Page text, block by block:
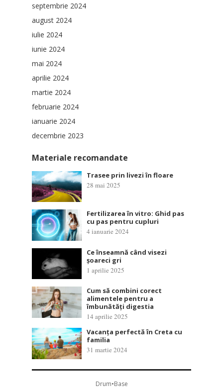
septembrie 2024
august 2024
iulie 2024
iunie 2024
mai 2024
aprilie 2024
martie 2024
februarie 2024
ianuarie 2024
decembrie 2023
Materiale recomandate
Trasee prin livezi în floare
28 mai 2025
Fertilizarea în vitro: Ghid pas
cu pas pentru cupluri
4 ianuarie 2024
Ce înseamnă când visezi
șoareci gri
1 aprilie 2025
Cum să combini corect
alimentele pentru a
îmbunătăți digestia
14 aprilie 2025
Vacanța perfectă în Creta cu
familia
31 martie 2024
Drum•Base